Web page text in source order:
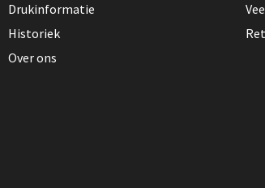
Drukinformatie
Historiek
Over ons